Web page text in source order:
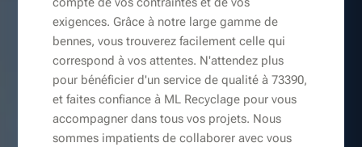
exigences. Grâce à notre large gamme de
bennes, vous trouverez facilement celle qui
correspond à vos attentes. N'attendez plus
pour bénéficier d'un service de qualité à 73390,
et faites confiance à ML Recyclage pour vous
accompagner dans tous vos projets. Nous
sommes impatients de collaborer avec vous